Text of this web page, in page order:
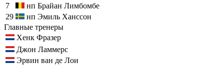
7
нп Брайан Лимбомбе
29
нп Эмиль Ханссон
Главные тренеры
Хенк Фразер
Джон Ламмерс
Эрвин ван де Лои